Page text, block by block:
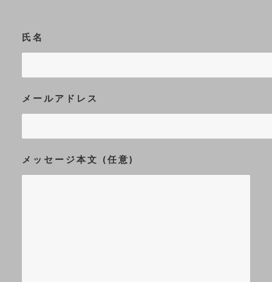
氏名
メールアドレス
メッセージ本文 (任意)